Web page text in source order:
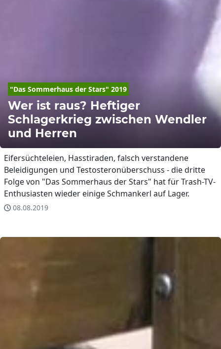
"Das Sommerhaus der Stars" 2019
Wer ist raus? Heftiger
Schlagerkrieg zwischen Wendler
und Herren
Eifersüchteleien, Hasstiraden, falsch verstandene
Beleidigungen und Testosteronüberschuss - die dritte
Folge von "Das Sommerhaus der Stars" hat für Trash-TV-
Enthusiasten wieder einige Schmankerl auf Lager.
08.08.2019